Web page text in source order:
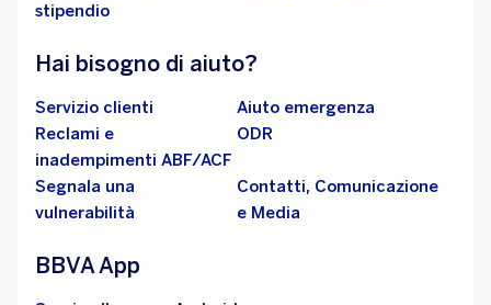
stipendio
Hai bisogno di aiuto?
Servizio clienti
Aiuto emergenza
Reclami e
inadempimenti ABF/ACF
ODR
Segnala una
vulnerabilità
Contatti, Comunicazione
e Media
BBVA App